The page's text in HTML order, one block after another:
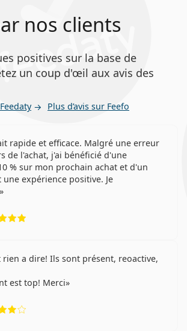
nos clients
positives sur la base de
un coup d'œil aux avis des
Plus d’avis sur Feefo
rapide et efficace. Malgré une erreur
de l'achat, j'ai bénéficié d'une
% sur mon prochain achat et d'un
une expérience positive. Je
rien a dire! Ils sont présent, reoactive,
est top! Merci